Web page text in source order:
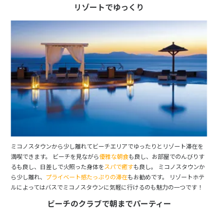
リゾートでゆっくり
ミコノスタウンから少し離れてビーチエリアでゆったりとリゾート滞在を
満喫できます。 ビーチを見ながら優雅な朝食も良し、お部屋でのんびりす
るも良し、日差しで火照った身体をスパで癒すも良し。 ミコノスタウンか
ら少し離れ、 プライベート感たっぷりの滞在もお勧めです。 リゾートホテ
ルによってはバスでミコノスタウンに気軽に行けるのも魅力の一つです！
ビーチのクラブで朝までパーティー